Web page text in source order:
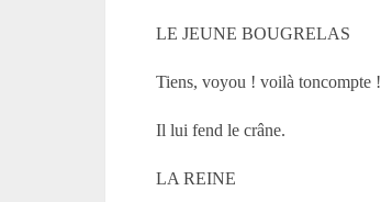
LE JEUNE BOUGRELAS
Tiens, voyou ! voilà toncompte !
Il lui fend le crâne.
LA REINE